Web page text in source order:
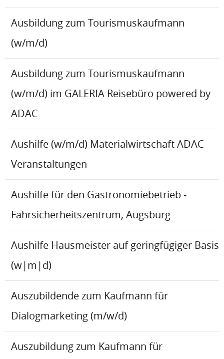
Ausbildung zum Tourismuskaufmann
(w/m/d)
Ausbildung zum Tourismuskaufmann
(w/m/d) im GALERIA Reisebüro powered by
ADAC
Aushilfe (w/m/d) Materialwirtschaft ADAC
Veranstaltungen
Aushilfe für den Gastronomiebetrieb -
Fahrsicherheitszentrum, Augsburg
Aushilfe Hausmeister auf geringfügiger Basis
(w|m|d)
Auszubildende zum Kaufmann für
Dialogmarketing (m/w/d)
Auszubildung zum Kaufmann für